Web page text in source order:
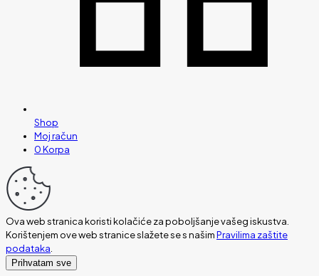
Shop
Moj račun
0Korpa
Ova web stranica koristi kolačiće za poboljšanje vašeg iskustva.
Korištenjem ove web stranice slažete se s našimPravilima zaštite
podataka.
Prihvatam sve